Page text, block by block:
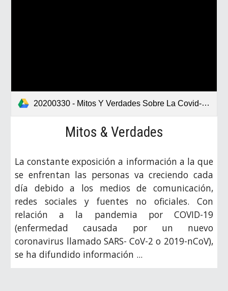
20200330 - Mitos Y Verdades Sobre La Covid-19.pdf
Mitos & Verdades
La constante exposición a información a la que
se enfrentan las personas va creciendo cada
día debido a los medios de comunicación,
redes sociales y fuentes no oficiales. Con
relación a la pandemia por COVID-19
(enfermedad causada por un nuevo
coronavirus llamado SARS- CoV-2 o 2019-nCoV),
se ha difundido información ...